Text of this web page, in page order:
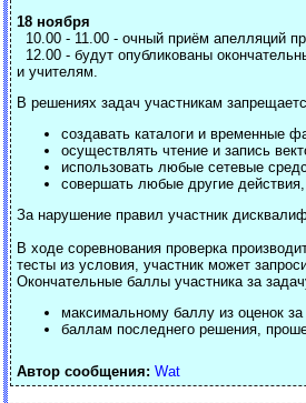
18 ноября
10.00 - 11.00 - очный приём апелляций
12.00 - будут опубликованы
и учителям.
В решениях задач участникам
создавать каталоги и временные
осуществлять чтение и запись
использовать любые сетевые
совершать любые другие
За нарушение правил участник
В ходе соревнования проверка
тесты из условия, участник может
Окончательные баллы участника за
максимальному баллу из оценок
баллам последнего решения,
Автор сообщения: Wat